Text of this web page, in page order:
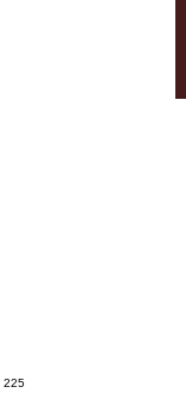
225